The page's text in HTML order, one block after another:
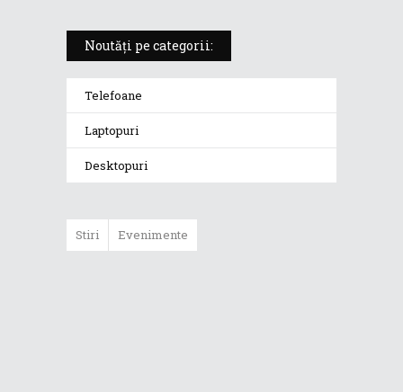
Noutăți pe categorii:
Telefoane
Laptopuri
Desktopuri
Stiri Evenimente